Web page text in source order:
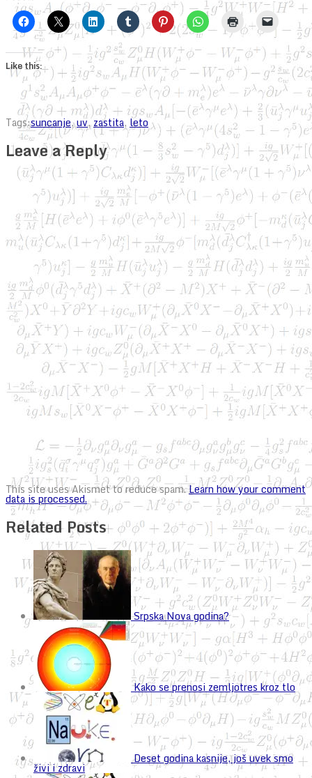
Like this:
Tags:suncanje,uv,zastita, leto
Leave a Reply
This site uses Akismet to reduce spam.Learn how your comment
data is processed.
Related Posts
Srpska Nova godina?
Kako se prenosi zemljotres kroz tlo
Deset godina kasnije, još uvek smo
živi i zdravi